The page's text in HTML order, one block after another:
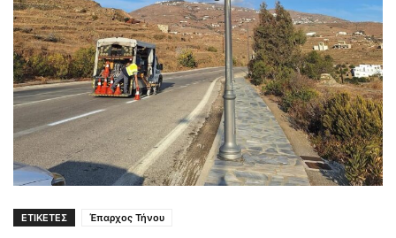
ΕΤΙΚΕΤΕΣ Έπαρχος Τήνου